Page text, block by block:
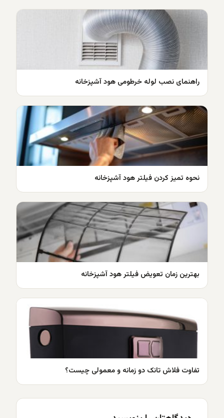
راهنمای نصب لوله خرطومی هود آشپزخانه
نحوه تمیز کردن فیلتر هود آشپزخانه
بهترین زمان تعویض فیلتر هود آشپزخانه
تفاوت فلاش تانک دو زمانه و معمولی چیست؟